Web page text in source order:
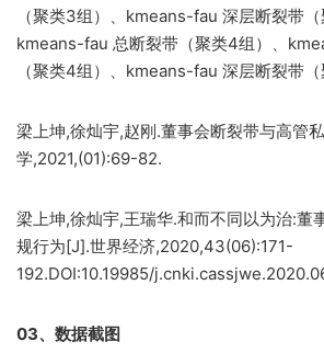
（聚类3组）、kmeans-fau 深层断裂带（
kmeans-fau 总断裂带（聚类4组）、
（聚类4组）、kmeans-fau 深层断裂带（
梁上坤,徐灿宇,赵刚.董事会断裂带与高管
学,2021,(01):69-82.
梁上坤,徐灿宇,王瑞华.和而不同以为治:董
规行为[J].世界经济,2020,43(06):171-
192.DOI:10.19985/
03、数据截图